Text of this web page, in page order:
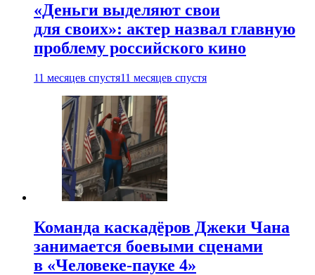
«Деньги выделяют свои
для своих»: актер назвал главную
проблему российского кино
11 месяцев спустя11 месяцев спустя
Команда каскадёров Джеки Чана
занимается боевыми сценами
в «Человеке-пауке 4»